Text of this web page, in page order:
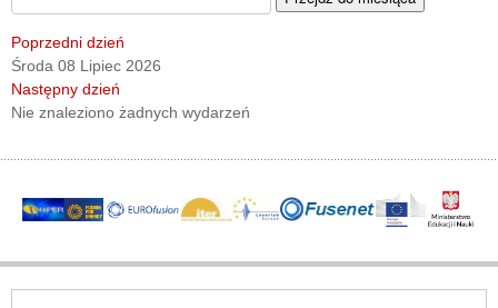
Poprzedni dzień
Środa 08 Lipiec 2026
Następny dzień
Nie znaleziono żadnych wydarzeń